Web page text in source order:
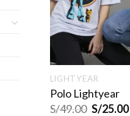
LIGHTYEAR
Polo Lightyear
S/49.00 S/25.00